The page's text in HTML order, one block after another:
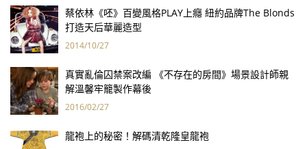
蔡依林《呸》百變風格PLAY上癮 紐約品牌The Blonds
打造天后華麗造型
2014/10/27
真實亂倫囚禁案改編 《不存在的房間》場景設計師親
解溫馨牢籠製作幕後
2016/02/27
龍袍上的秘密！解碼清乾隆皇龍袍